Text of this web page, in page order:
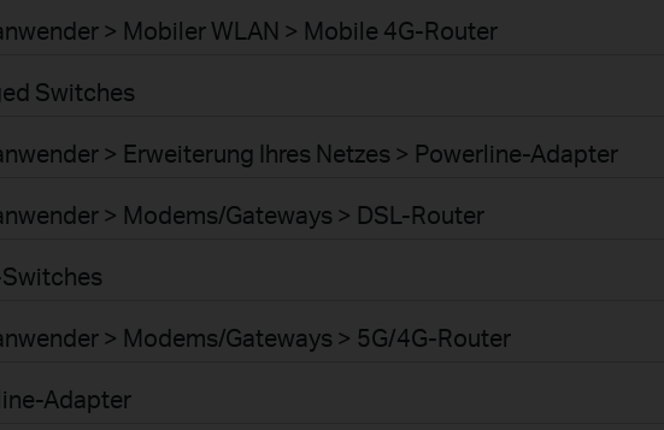
> Mobiler WLAN > Mobile 4G-Router
Switches
> Erweiterung Ihres Netzes > Powerline-Adapter
> Modems/Gateways > DSL-Router
> Modems/Gateways > 5G/4G-Router
Adapter